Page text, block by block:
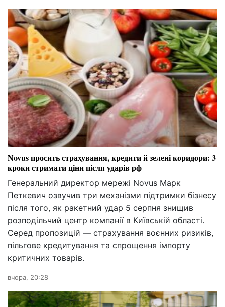
Novus просить страхування, кредити й зелені коридори: 3
кроки стримати ціни після ударів рф
Генеральний директор мережі Novus Марк
Петкевич озвучив три механізми підтримки бізнесу
після того, як ракетний удар 5 серпня знищив
розподільчий центр компанії в Київській області.
Серед пропозицій — страхування воєнних ризиків,
пільгове кредитування та спрощення імпорту
критичних товарів.
вчора, 20:28